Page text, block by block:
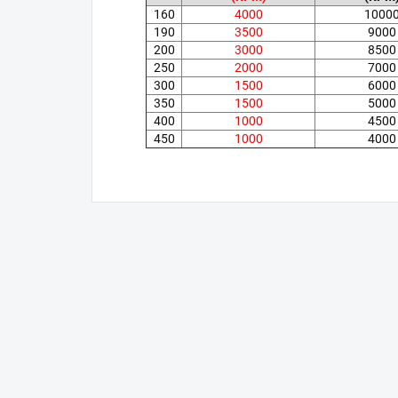
160
4000
190
3500
9000
200
3000
8500
250
2000
7000
300
1500
6000
350
1500
5000
400
1000
4500
450
1000 4000